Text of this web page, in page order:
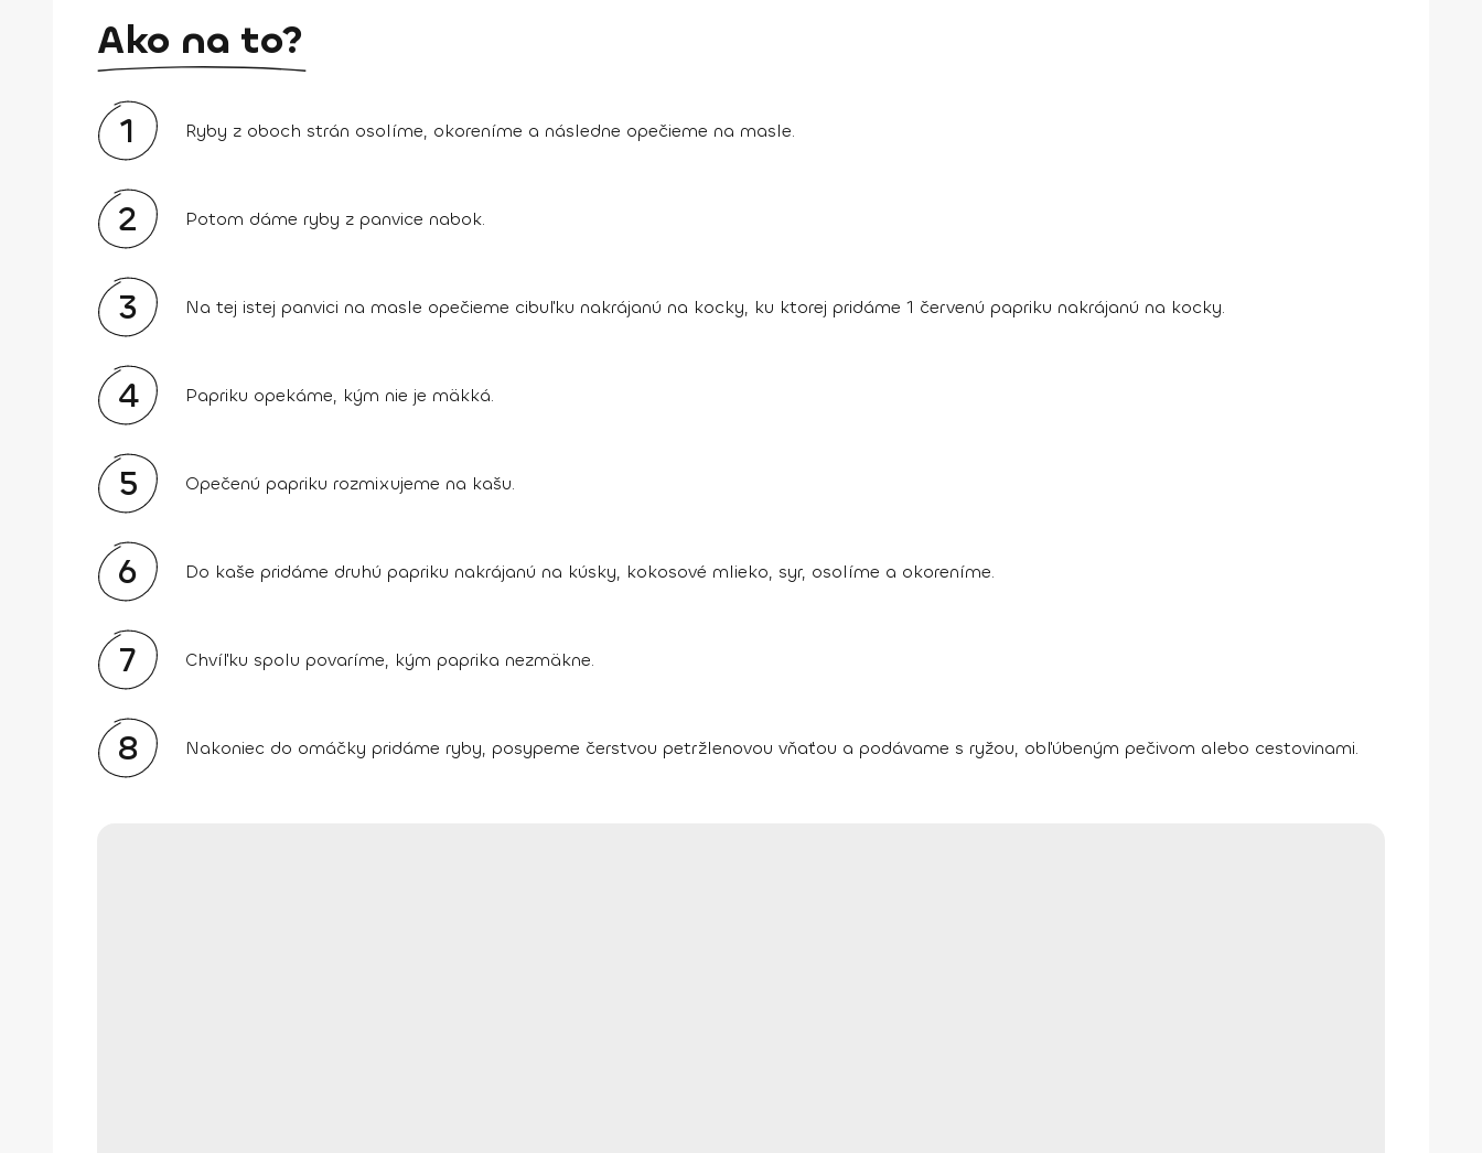
Ako na to?
1 Ryby z oboch strán osolíme, okoreníme a následne opečieme na masle.
2 Potom dáme ryby z panvice nabok.
3 Na tej istej panvici na masle opečieme cibuľku nakrájanú na kocky, ku ktorej pridáme 1 červenú papriku nakrájanú na kocky.
4 Papriku opekáme, kým nie je mäkká.
5 Opečenú papriku rozmixujeme na kašu.
6 Do kaše pridáme druhú papriku nakrájanú na kúsky, kokosové mlieko, syr, osolíme a okoreníme.
7 Chvíľku spolu povaríme, kým paprika nezmäkne.
8 Nakoniec do omáčky pridáme ryby, posypeme čerstvou petržlenovou vňaťou a podávame s ryžou, obľúbeným pečivom alebo cestovinami.